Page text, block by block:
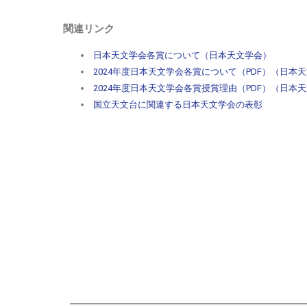
関連リンク
日本天文学会各賞について（日本天文学会）
2024年度日本天文学会各賞について（PDF）（日本天
2024年度日本天文学会各賞授賞理由（PDF）（日本天
国立天文台に関連する日本天文学会の表彰